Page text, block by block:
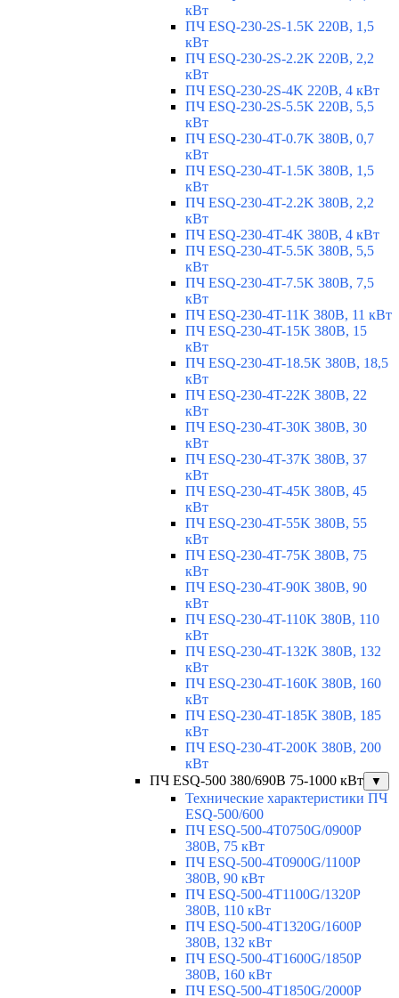
кВт
ПЧ ESQ-230-2S-1.5K 220В, 1,5
кВт
ПЧ ESQ-230-2S-2.2K 220В, 2,2
кВт
ПЧ ESQ-230-2S-4K 220В, 4 кВт
ПЧ ESQ-230-2S-5.5K 220В, 5,5
кВт
ПЧ ESQ-230-4T-0.7K 380В, 0,7
кВт
ПЧ ESQ-230-4T-1.5K 380В, 1,5
кВт
ПЧ ESQ-230-4T-2.2K 380В, 2,2
кВт
ПЧ ESQ-230-4T-4K 380В, 4 кВт
ПЧ ESQ-230-4T-5.5K 380В, 5,5
кВт
ПЧ ESQ-230-4T-7.5K 380В, 7,5
кВт
ПЧ ESQ-230-4T-11K 380В, 11 кВт
ПЧ ESQ-230-4T-15K 380В, 15
кВт
ПЧ ESQ-230-4T-18.5K 380В, 18,5
кВт
ПЧ ESQ-230-4T-22K 380В, 22
кВт
ПЧ ESQ-230-4T-30K 380В, 30
кВт
ПЧ ESQ-230-4T-37K 380В, 37
кВт
ПЧ ESQ-230-4T-45K 380В, 45
кВт
ПЧ ESQ-230-4T-55K 380В, 55
кВт
ПЧ ESQ-230-4T-75K 380В, 75
кВт
ПЧ ESQ-230-4T-90K 380В, 90
кВт
ПЧ ESQ-230-4T-110K 380В, 110
кВт
ПЧ ESQ-230-4T-132K 380В, 132
кВт
ПЧ ESQ-230-4T-160K 380В, 160
кВт
ПЧ ESQ-230-4T-185K 380В, 185
кВт
ПЧ ESQ-230-4T-200K 380В, 200
кВт
ПЧ ESQ-500 380/690В 75-1000 кВт
▼
Технические характеристики ПЧ
ESQ-500/600
ПЧ ESQ-500-4T0750G/0900P
380В, 75 кВт
ПЧ ESQ-500-4T0900G/1100P
380В, 90 кВт
ПЧ ESQ-500-4T1100G/1320P
380В, 110 кВт
ПЧ ESQ-500-4T1320G/1600P
380В, 132 кВт
ПЧ ESQ-500-4T1600G/1850P
380В, 160 кВт
ПЧ ESQ-500-4T1850G/2000P